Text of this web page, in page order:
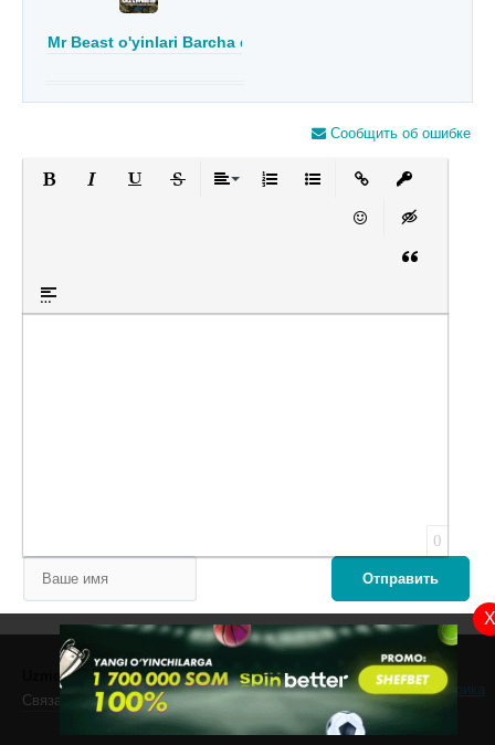
Mr Beast o'yinlari Barcha qismlar Uzbek Tilida
Сообщить об ошибке
Нумерованный список
Маркированный список
Вставить ссылку
Вставить
Вставить смайлик
Вставка
0
Отправить
Uzmovi- скачать фильмы на телефон!
Связаться
X